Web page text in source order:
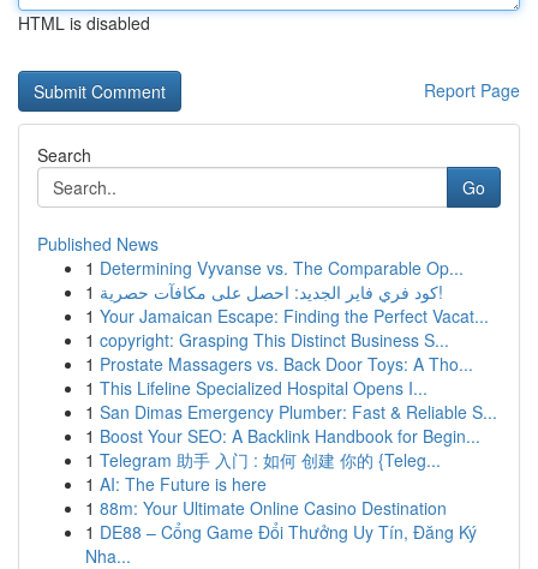
HTML is disabled
Report Page
Search
Go
Published News
1 Determining Vyvanse vs. The Comparable Op...
1
كود فري فاير الجديد: احصل على مكافآت حصرية!
1 Your Jamaican Escape: Finding the Perfect Vacat...
1 copyright: Grasping This Distinct Business S...
1 Prostate Massagers vs. Back Door Toys: A Tho...
1 This Lifeline Specialized Hospital Opens I...
1 San Dimas Emergency Plumber: Fast & Reliable S...
1 Boost Your SEO: A Backlink Handbook for Begin...
1 Telegram 助手 入门 : 如何 创建 你的 {Teleg...
1 AI: The Future is here
1 88m: Your Ultimate Online Casino Destination
1 DE88 – Cổng Game Đổi Thưởng Uy Tín, Đăng Ký
Nha...